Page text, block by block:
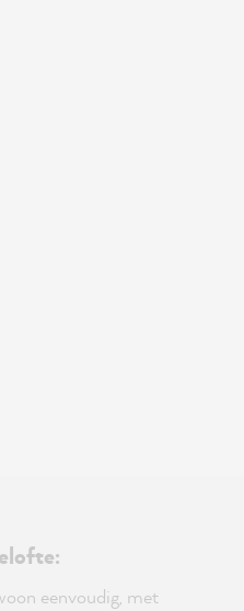
eenvoudig, met